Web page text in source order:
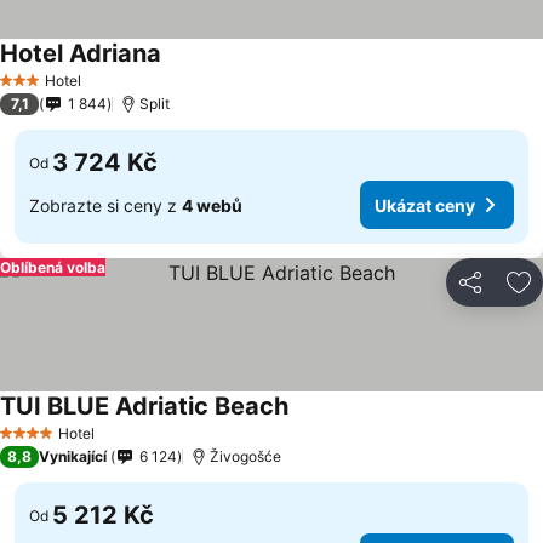
3 Počet hvězdiček
Hotel
Hotel Adriana
7,1 1 844 Split
Od 3 724 Kč
Zobrazte si ceny z 4 webů Ukázat ceny
Sdílet
Oblíbená volba
4 Počet hvězdiček
Hotel
TUI BLUE Adriatic BeachUkázat ceny
8,8 Vynikající 6 124 Živogošće
Od 5 212 Kč